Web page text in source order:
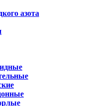
азота